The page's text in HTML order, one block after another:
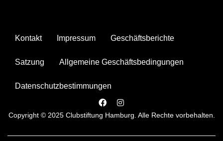
Kontakt Impressum Geschäftsberichte
Satzung Allgemeine Geschäftsbedingungen
Datenschutzbestimmungen
Copyright © 2025 Clubstiftung Hamburg. Alle Rechte vorbehalten.